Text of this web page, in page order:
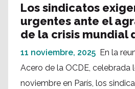
Los sindicatos
urgentes ante el
de la crisis mundial
11 noviembre, 2025 En la
Acero de la OCDE, celebrada
noviembre en París, los